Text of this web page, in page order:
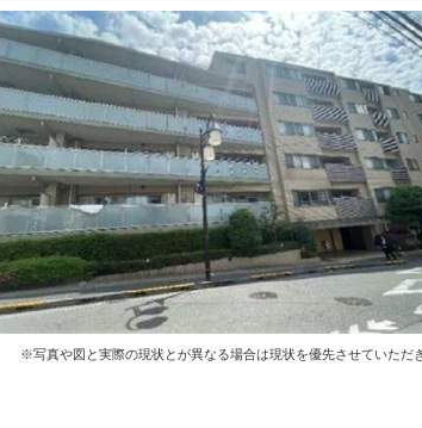
※写真や図と実際の現状とが異なる場合は現状を優先させていただ